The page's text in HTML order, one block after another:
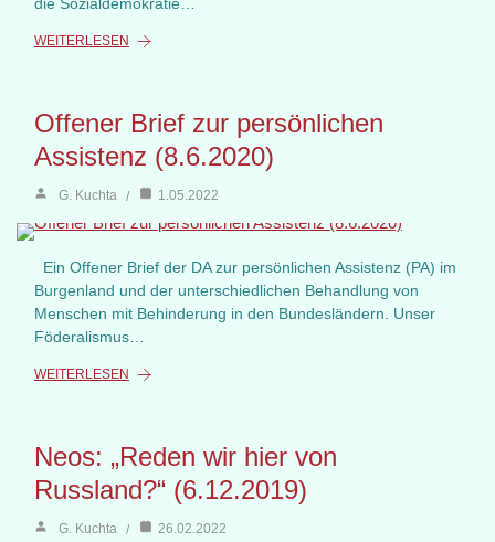
die Sozialdemokratie…
WEITERLESEN
Offener Brief zur persönlichen
Assistenz (8.6.2020)
G. Kuchta 1.05.2022
Ein Offener Brief der DA zur persönlichen Assistenz (PA) im
Burgenland und der unterschiedlichen Behandlung von
Menschen mit Behinderung in den Bundesländern. Unser
Föderalismus…
WEITERLESEN
Neos: „Reden wir hier von
Russland?“ (6.12.2019)
G. Kuchta 26.02.2022